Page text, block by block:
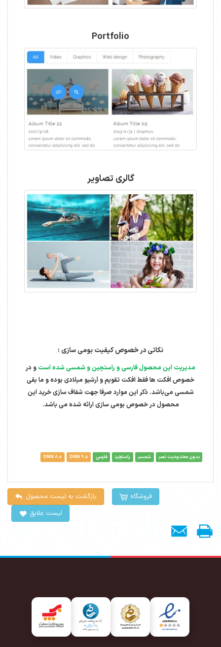
Portfolio
گالری تصاویر
نکاتی در خصوص کیفیت بومی سازی :
مدیریت این محصول فارسی و راستچین و شمسی شده است و در
خصوص افکت ها فقط افکت تقویم و آرشیو میلادی بوده و ما بقی
شمسی می‌باشد. ذکر این موارد صرفاجهت شفاف سازی خرید این
محصول در خصوص بومی سازی ارائه شده می باشد.
بدون محدودیت نصب شمسی راستچین فارسی DNN 8.x DNN 9.x
بازگشت به لیست محصول
فروشگاه
لیست علایق